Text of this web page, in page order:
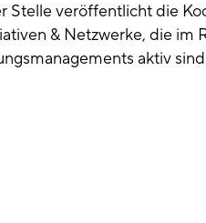
Stelle veröffentlicht die
& Netzwerke, die im
aktiv